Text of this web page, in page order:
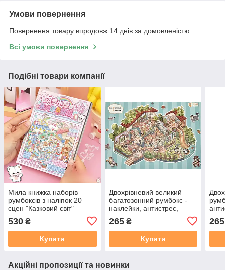
Умови повернення
Повернення товару впродовж 14 днів за домовленістю
Всі умови повернення
Подібні товари компанії
Мила книжка наборів
румбоксів з наліпок 20
сцен "Казковий світ" —
антистрес, творчість
530 ₴
Купити
Двохрівневий великий
багатозонний румбокс -
наклейки, антистрес,
265₴
Купити
265
Акційні пропозиції та новинки